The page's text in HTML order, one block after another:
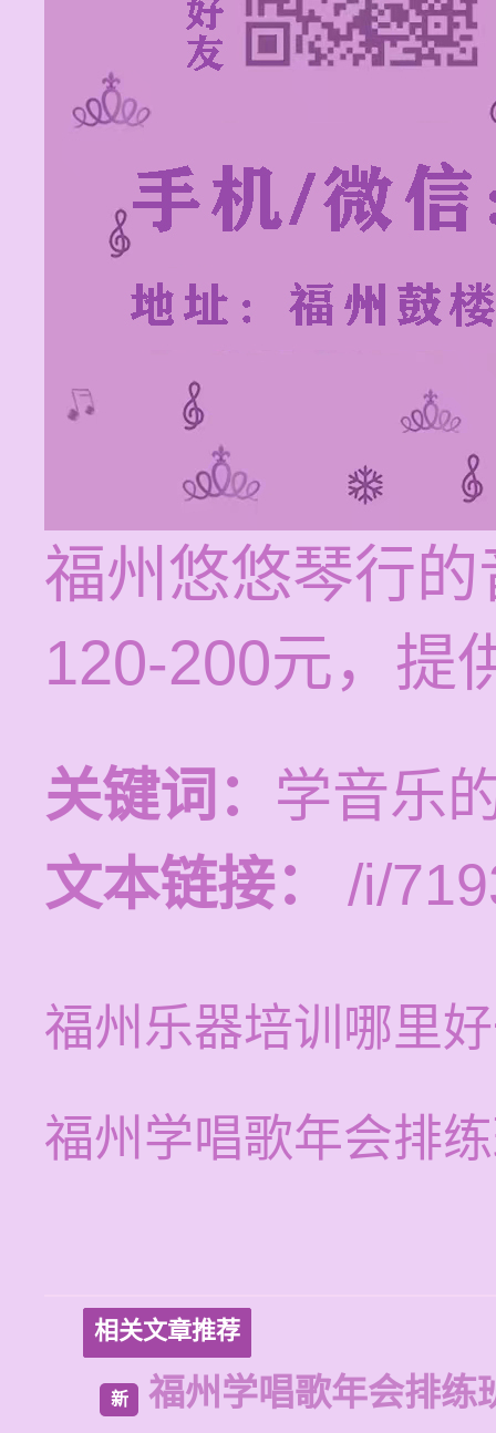
福州悠悠琴行
120-200元，提
关键词： 学音乐
文本链接：
/i/
福州乐器培训哪里
福州学唱歌年会排
相关文章推荐
新 福州学唱歌年会排练